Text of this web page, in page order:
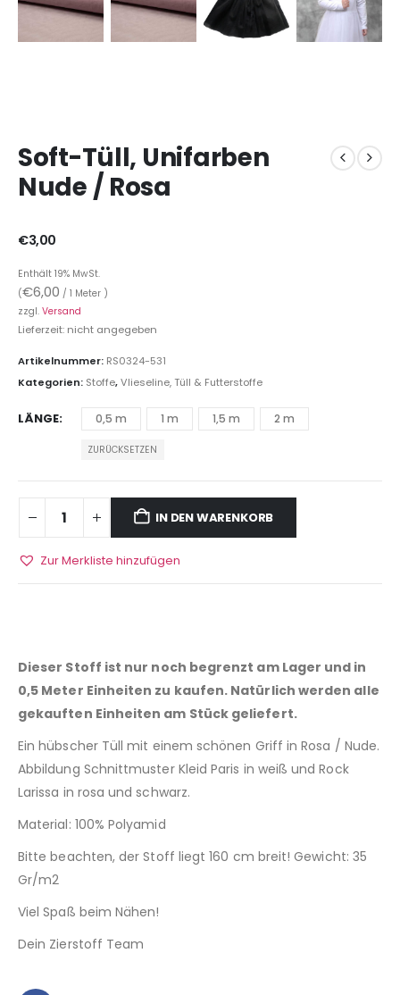
Soft-Tüll, Unifarben
Nude / Rosa
€3,00
Enthält 19% MwSt.
(€6,00 / 1 Meter )
zzgl. Versand
Lieferzeit: nicht angegeben
Artikelnummer: RS0324-531
Kategorien: Stoffe,Vlieseline, Tüll & Futterstoffe
LÄNGE 0,5 m 1 m 1,5 m 2 m
ZURÜCKSETZEN
IN DEN WARENKORB
Zur Merkliste hinzufügen
Dieser Stoff ist nur noch begrenzt am Lager und in
0,5 Meter Einheiten zu kaufen. Natürlich werden alle
gekauften Einheiten am Stück geliefert.
Ein hübscher Tüll mit einem schönen Griff in Rosa / Nude.
Abbildung Schnittmuster Kleid Paris in weiß und Rock
Larissa in rosa und schwarz.
Material: 100% Polyamid
Bitte beachten, der Stoff liegt 160 cm breit! Gewicht: 35
Gr/m2
Viel Spaß beim Nähen!
Dein Zierstoff Team